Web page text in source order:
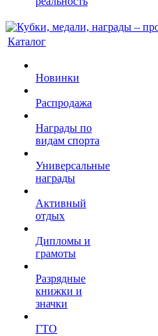
Каталог
Новинки
Распродажа
Награды по
видам спорта
Универсальные
награды
Активный
отдых
Дипломы и
грамоты
Разрядные
книжки и
значки
ГТО